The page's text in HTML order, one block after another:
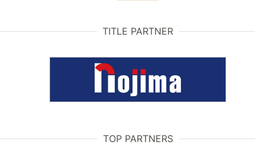
TITLE PARTNER
TOP PARTNERS